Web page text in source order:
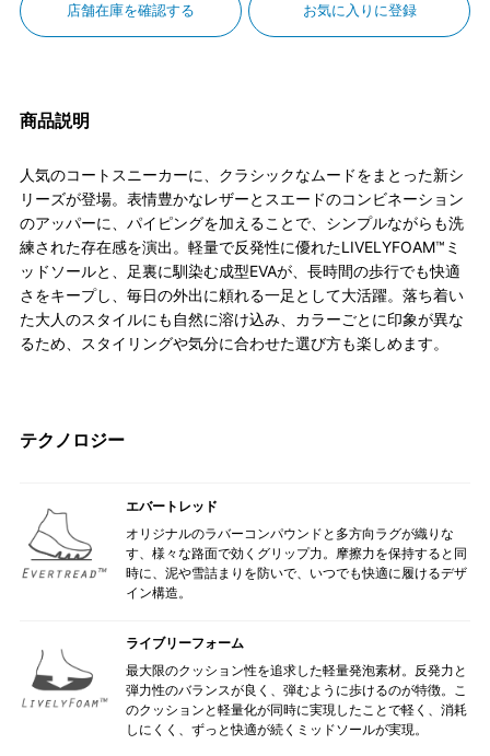
店舗在庫を確認する お気に入りに登録
商品説明
人気のコートスニーカーに、クラシックなムードをまとった新シ
リーズが登場。表情豊かなレザーとスエードのコンビネーション
のアッパーに、パイピングを加えることで、シンプルながらも洗
練された存在感を演出。軽量で反発性に優れたLIVELYFOAM™ミ
ッドソールと、足裏に馴染む成型EVAが、長時間の歩行でも快適
さをキープし、毎日の外出に頼れる一足として大活躍。落ち着い
た大人のスタイルにも自然に溶け込み、カラーごとに印象が異な
るため、スタイリングや気分に合わせた選び方も楽しめます。
テクノロジー
エバートレッド
オリジナルのラバーコンパウンドと多方向ラグが織りな
す、様々な路面で効くグリップ力。摩擦力を保持すると同
時に、泥や雪詰まりを防いで、いつでも快適に履けるデザ
イン構造。
ライブリーフォーム
最大限のクッション性を追求した軽量発泡素材。反発力と
弾力性のバランスが良く、弾むように歩けるのが特徴。こ
のクッションと軽量化が同時に実現したことで軽く、消耗
しにくく、ずっと快適が続くミッドソールが実現。